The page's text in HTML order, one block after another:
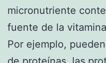
micronutriente
fuente de la
Por ejemplo,